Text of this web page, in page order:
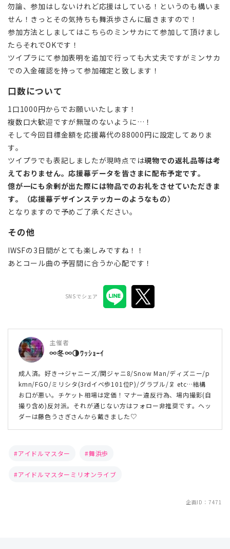
勿論、参加はしないけれど応援はしている！というのも構いま
せん！きっとその気持ちも舞浜歩さんに届きますので！
参加方法としましてはこちらのミンサカにて参加して頂けまし
たらそれでOKです！
ツイプラにて参加表明を追加で行っても大丈夫ですがミンサカ
での入金確認を持って参加確定と致します！
口数について
1口1000円からでお願いいたします！
複数口大歓迎ですが無理のないように…！
そして今回目標金額を応援幕代の88000円に設定してありま
す。
ツイプラでも表記しましたが現時点では現物での返礼品等は考
えておりません。応援幕データを皆さまに配布予定です。
億が一にも余剰が出た際には物品でのお礼をさせていただきま
す。（応援幕デザインステッカーのようなもの）
となりますので予めご了承ください。
その他
IWSFの3日間がとても楽しみですね！！
あとコール曲の予習間に合うか心配です！
SNSでシェア
主催者
∞冬∞🌗ﾜｯｼｮｰｲ
成人済。好き→ジャニーズ/関ジャニ8/Snow Man/ディズニー/p
kmn/FGO/ミリシタ(3rdイベ歩101位P)/グラブル/🦑 etc…結構
お口が悪い。チケット相場は定価！マナー違反行為、場内撮影(自
撮り含め)反対派。それが通じない方はフォロー非推奨です。ヘッ
ダーは藤色うさぎさんから戴きました♡
アイドルマスター 舞浜歩
アイドルマスターミリオンライブ
企画ID：7471